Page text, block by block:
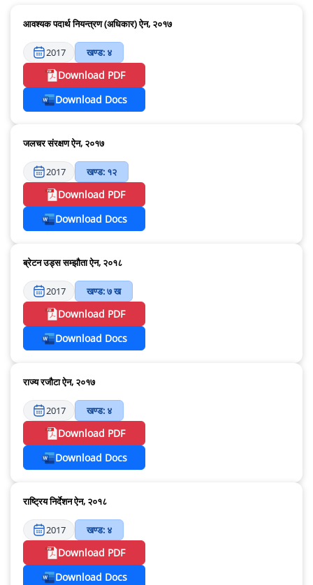
आवश्यक पदार्थ नियन्त्रण (अधिकार) ऐन, २०१७
2017 खण्ड: ४
Download PDF
Download Docs
जलचर संरक्षण ऐन, २०१७
2017 खण्ड: १२
Download PDF
Download Docs
ब्रेटन उड्स सम्झौता ऐन, २०१८
2017 खण्ड: ७ ख
Download PDF
Download Docs
राज्य रजौटा ऐन, २०१७
2017 खण्ड: ४
Download PDF
Download Docs
राष्ट्रिय निर्देशन ऐन, २०१८
2017 खण्ड: ४
Download PDF
Download Docs